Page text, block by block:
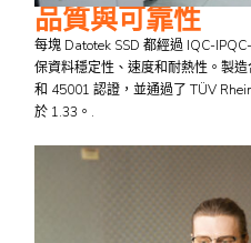
品質與可靠性
每塊 Datotek SSD 都經過 IQC-
保資料穩定性、速度和耐熱性。製
和 45001 認證，並通過了 TÜV
於 1.33。.